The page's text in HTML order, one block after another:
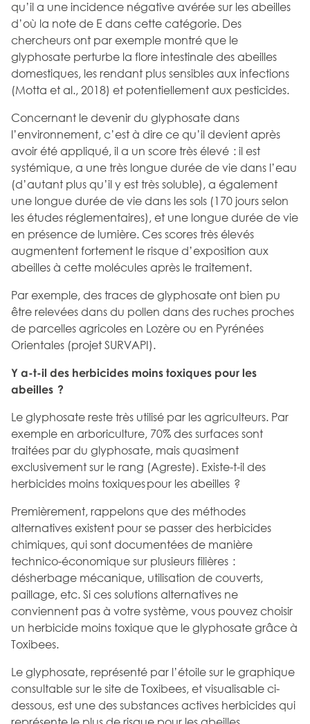
qu’il a une incidence négative avérée sur les abeilles
d’où la note de E dans cette catégorie. Des
chercheurs ont par exemple montré que le
glyphosate perturbe la flore intestinale des abeilles
domestiques, les rendant plus sensibles aux infections
(Motta et al., 2018) et potentiellement aux pesticides.
Concernant le devenir du glyphosate dans
l’environnement, c’est à dire ce qu’il devient après
avoir été appliqué, il a un score très élevé : il est
systémique, a une très longue durée de vie dans l’eau
(d’autant plus qu’il y est très soluble), a également
une longue durée de vie dans les sols (170 jours selon
les études réglementaires), et une longue durée de vie
en présence de lumière. Ces scores très élevés
augmentent fortement le risque d’exposition aux
abeilles à cette molécules après le traitement.
Par exemple, des traces de glyphosate ont bien pu
être relevées dans du pollen dans des ruches proches
de parcelles agricoles en Lozère ou en Pyrénées
Orientales (projet SURVAPI).
Y a-t-il des herbicides moins toxiques pour les
abeilles ?
Le glyphosate reste très utilisé par les agriculteurs. Par
exemple en arboriculture, 70% des surfaces sont
traitées par du glyphosate, mais quasiment
exclusivement sur le rang (Agreste). Existe-t-il des
herbicides moins toxiques pour les abeilles ?
Premièrement, rappelons que des méthodes
alternatives existent pour se passer des herbicides
chimiques, qui sont documentées de manière
technico-économique sur plusieurs filières :
désherbage mécanique, utilisation de couverts,
paillage, etc. Si ces solutions alternatives ne
conviennent pas à votre système, vous pouvez choisir
un herbicide moins toxique que le glyphosate grâce à
Toxibees.
Le glyphosate, représenté par l’étoile sur le graphique
consultable sur le site de Toxibees, et visualisable ci-
dessous, est une des substances actives herbicides qui